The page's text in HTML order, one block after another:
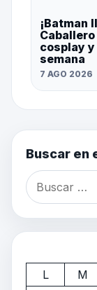
¡Batman
cosplay
semana
7 AGO 2026
Buscar en
L
M